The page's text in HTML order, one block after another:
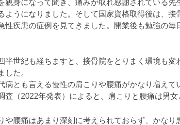
親身になって聞き、痛みが取れ感謝されている
ようになりました。そして国家資格取得後は、
性疾患の症例を見てきました。開業後も勉強の
半世紀も経ちますと、接骨院をとりまく環境も
した。
病とも言える慢性の肩こりや腰痛がかなり増えて
査（2022年発表）によると、肩こりと腰痛は男女
や腰痛はあまり深刻に考えられておらず、かな